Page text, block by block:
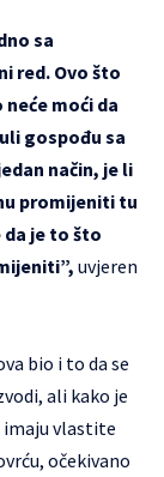
sa
red. Ovo što
moći da
gospođu sa
način, je li
promijeniti tu
je to što
uvjeren
bio i to da se
ali kako je
imaju vlastite
očekivano